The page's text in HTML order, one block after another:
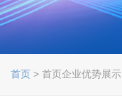
首页 > 首页企业优势展示